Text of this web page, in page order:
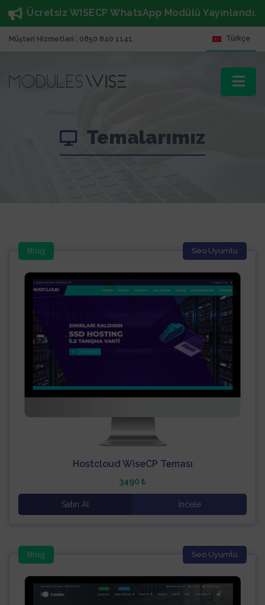
Ücretsiz WISECP WhatsApp Modülü Yayınlandı.
Müşteri Hizmetleri : 0850 840 1141 Türkçe
Temalarımız
Blog Seo Uyumlu
Hostcloud WiseCP Teması
3490 ₺
Satın Al İncele
Blog Seo Uyumlu